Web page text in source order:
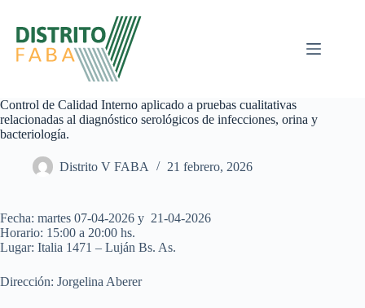
Control de Calidad Interno aplicado a pruebas cualitativas
relacionadas al diagnóstico serológicos de infecciones, orina y
bacteriología.
Distrito V FABA 21 febrero, 2026
Fecha: martes 07-04-2026 y 21-04-2026
Horario: 15:00 a 20:00 hs.
Lugar: Italia 1471 – Luján Bs. As.
Dirección: Jorgelina Aberer